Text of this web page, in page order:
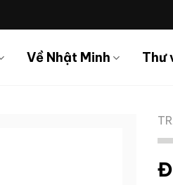
Về Nhật Minh Thư